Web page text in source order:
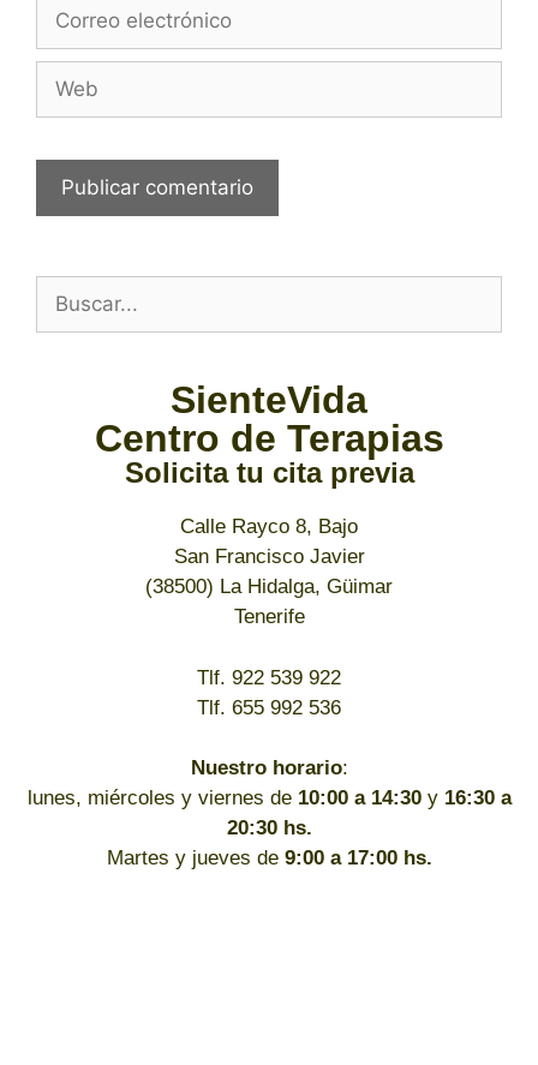
SienteVida
Centro de Terapias
Solicita tu cita previa
Calle Rayco 8, Bajo
San Francisco Javier
(38500) La Hidalga, Güimar
Tenerife
Tlf. 922 539 922
Tlf. 655 992 536
Nuestro horario:
lunes, miércoles y viernes de 10:00 a 14:30y 16:30 a
20:30 hs.
Martes y jueves de 9:00 a 17:00 hs.